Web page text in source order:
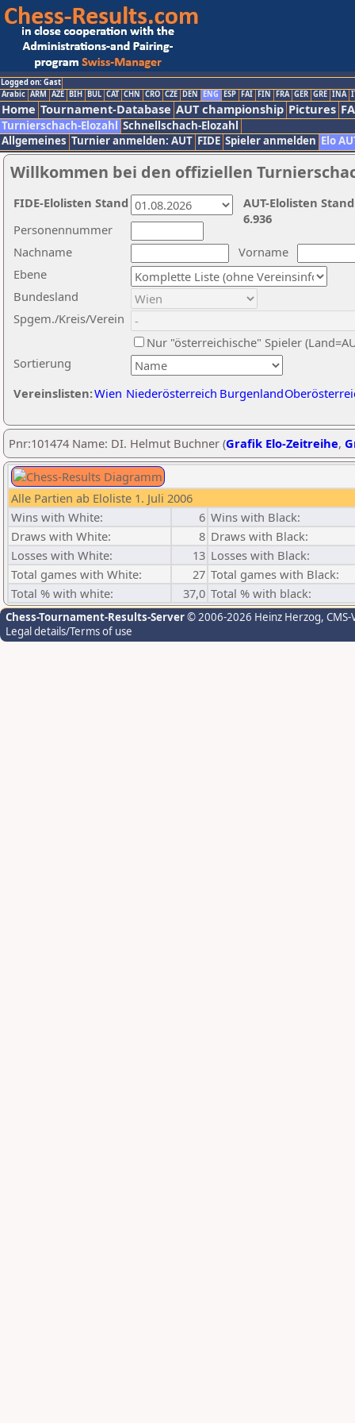
Logged on: Gast
Arabic ARM AZE BIH BUL CAT CHN CRO CZE DEN ENG ESP FAI FIN FRA GER GRE INA
Home Tournament-Database AUT championship Pictures
Turnierschach-Elozahl Schnellschach-Elozahl
Allgemeines Turnier anmelden: AUT FIDE Spieler anmelden Elo
Willkommen bei den offiziellen
Nachname
Vorname
Ebene
Sortierung
Personennummer
Bundesland
Spgem./Kreis/Verein
Nur "österreichische" Spieler
Vereinslisten:Wien Niederösterreich Burgenland
AUT-Elolisten
6.936
FIDE-Elolisten Stand
Pnr:101474 Name: DI. Helmut Buchner (Grafik Elo-Zeitreihe,
Alle Partien ab Eloliste 1. Juli 2006
Wins with White:
6 Wins with Black:
Draws with White:
8 Draws with Black:
Losses with White:
13 Losses with Black:
Total games with White:
27 Total games with Black:
Total % with white:
37,0 Total % with black:
Chess-Tournament-Results-Server© 2006-2026 Heinz Herzog,
Legal details/Terms of use